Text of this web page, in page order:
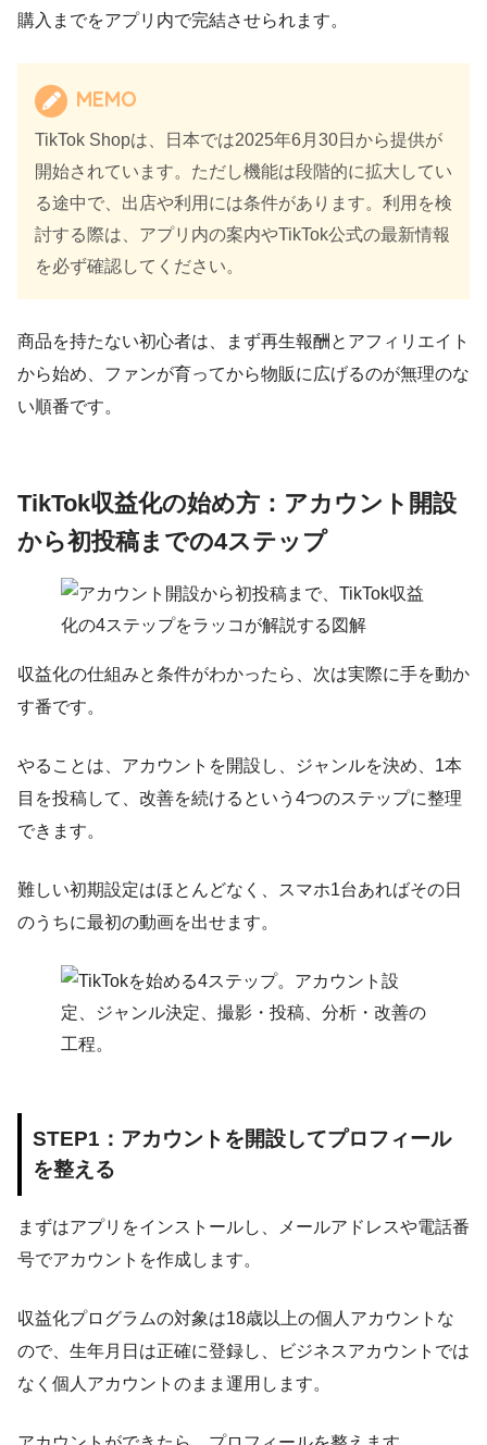
購入までをアプリ内で完結させられます。
MEMO
TikTok Shopは、日本では2025年6月30日から提供が
開始されています。ただし機能は段階的に拡大してい
る途中で、出店や利用には条件があります。利用を検
討する際は、アプリ内の案内やTikTok公式の最新情報
を必ず確認してください。
商品を持たない初心者は、まず再生報酬とアフィリエイト
から始め、ファンが育ってから物販に広げるのが無理のな
い順番です。
TikTok収益化の始め方：アカウント開設
から初投稿までの4ステップ
収益化の仕組みと条件がわかったら、次は実際に手を動か
す番です。
やることは、アカウントを開設し、ジャンルを決め、1本
目を投稿して、改善を続けるという4つのステップに整理
できます。
難しい初期設定はほとんどなく、スマホ1台あればその日
のうちに最初の動画を出せます。
STEP1：アカウントを開設してプロフィール
を整える
まずはアプリをインストールし、メールアドレスや電話番
号でアカウントを作成します。
収益化プログラムの対象は18歳以上の個人アカウントな
ので、生年月日は正確に登録し、ビジネスアカウントでは
なく個人アカウントのまま運用します。